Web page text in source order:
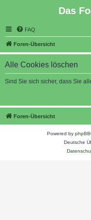
Das
FAQ
Foren-Übersicht
Alle Cookies löschen
Sind Sie sich sicher, dass Sie
Foren-Übersicht
Powered by phpBB
Deutsche